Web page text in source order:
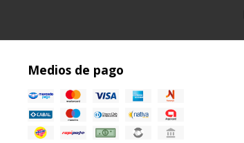
Medios de pago